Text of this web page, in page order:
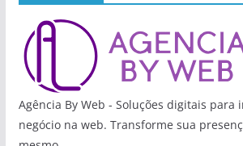
Agência By Web - Soluções digitais para
negócio na web. Transforme sua